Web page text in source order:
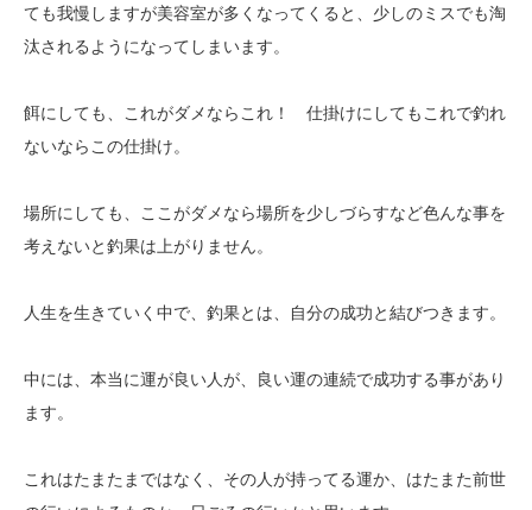
ても我慢しますが美容室が多くなってくると、少しのミスでも淘
汰されるようになってしまいます。
餌にしても、これがダメならこれ！ 仕掛けにしてもこれで釣れ
ないならこの仕掛け。
場所にしても、ここがダメなら場所を少しづらすなど色んな事を
考えないと釣果は上がりません。
人生を生きていく中で、釣果とは、自分の成功と結びつきます。
中には、本当に運が良い人が、良い運の連続で成功する事があり
ます。
これはたまたまではなく、その人が持ってる運か、はたまた前世